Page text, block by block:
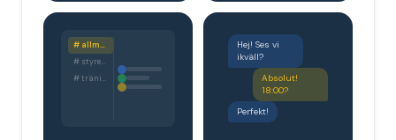
# allmänt
# styrelsen
# träning
Hej! Ses vi
ikväll?
Absolut!
18:00?
Perfekt!